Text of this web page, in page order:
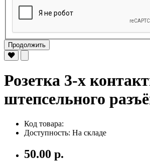
Продолжить
Розетка 3-х
штепсельного
Код товара:
Доступность: На складе
50.00 р.